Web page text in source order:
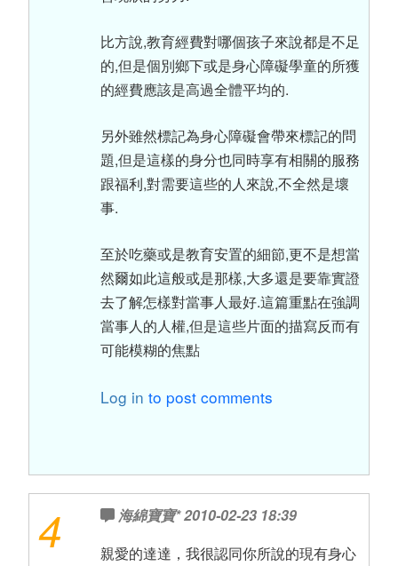
比方說,教育經費對哪個孩子來說都是不足
的,但是個別鄉下或是身心障礙學童的所獲
的經費應該是高過全體平均的.
另外雖然標記為身心障礙會帶來標記的問
題,但是這樣的身分也同時享有相關的服務
跟福利,對需要這些的人來說,不全然是壞
事.
至於吃藥或是教育安置的細節,更不是想當
然爾如此這般或是那樣,大多還是要靠實證
去了解怎樣對當事人最好.這篇重點在強調
當事人的人權,但是這些片面的描寫反而有
可能模糊的焦點
Log in to post comments
4 海綿寶寶*2010-02-23 18:39
親愛的達達，我很認同你所說的現有身心